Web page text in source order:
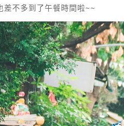
差不多到了午餐時間啦~~